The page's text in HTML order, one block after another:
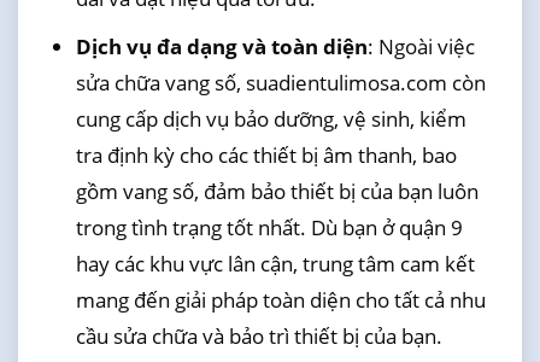
Dịch vụ đa dạng và toàn diện: Ngoài việc
sửa chữa vang số, suadientulimosa.com còn
cung cấp dịch vụ bảo dưỡng, vệ sinh, kiểm
tra định kỳ cho các thiết bị âm thanh, bao
gồm vang số, đảm bảo thiết bị của bạn luôn
trong tình trạng tốt nhất. Dù bạn ở quận 9
hay các khu vực lân cận, trung tâm cam kết
mang đến giải pháp toàn diện cho tất cả nhu
cầu sửa chữa và bảo trì thiết bị của bạn.